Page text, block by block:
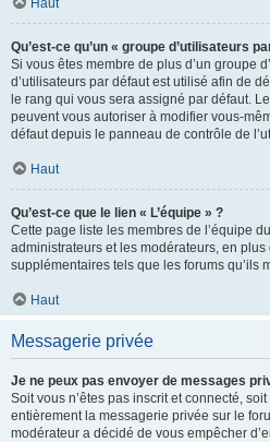
Haut
Qu’est-ce qu’un « groupe d’utilisateurs
Si vous êtes membre de plus d’un groupe
d’utilisateurs par défaut est utilisé afin de
le rang qui vous sera assigné par défaut.
peuvent vous autoriser à modifier vous-
défaut depuis le panneau de contrôle de
Haut
Qu’est-ce que le lien « L’équipe » ?
Cette page liste les membres de l’équipe
administrateurs et les modérateurs, en
supplémentaires tels que les forums qu’ils
Haut
Messagerie privée
Je ne peux pas envoyer de messages
Soit vous n’êtes pas inscrit et connecté,
entièrement la messagerie privée sur le
modérateur a décidé de vous empêcher